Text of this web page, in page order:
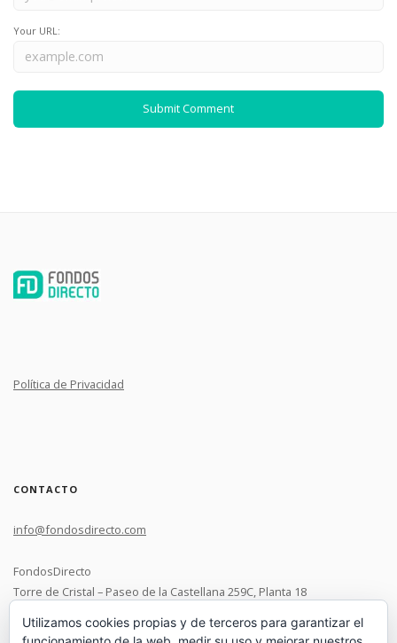
Your URL:
Política de Privacidad
CONTACTO
info@fondosdirecto.com
FondosDirecto
Torre de Cristal – Paseo de la Castellana 259C, Planta 18
Utilizamos cookies propias y de terceros para garantizar el